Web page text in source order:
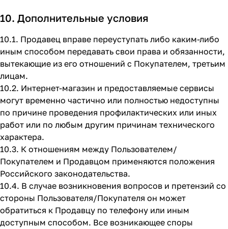
10. Дополнительные условия
10.1. Продавец вправе переуступать либо каким-либо
иным способом передавать свои права и обязанности,
вытекающие из его отношений с Покупателем, третьим
лицам.
10.2. Интернет-магазин и предоставляемые сервисы
могут временно частично или полностью недоступны
по причине проведения профилактических или иных
работ или по любым другим причинам технического
характера.
10.3. К отношениям между Пользователем/
Покупателем и Продавцом применяются положения
Российского законодательства.
10.4. В случае возникновения вопросов и претензий со
стороны Пользователя/Покупателя он может
обратиться к Продавцу по телефону или иным
доступным способом. Все возникающее споры